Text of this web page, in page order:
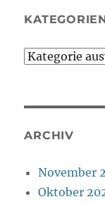
Kategorien
ARCHIV
November
Oktober